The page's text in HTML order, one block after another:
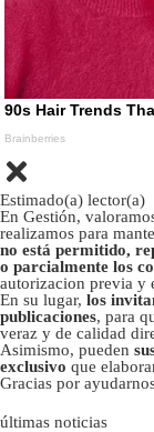
Estimado(a) lector(a)
En Gestión,
realizamos para
no está permitido,
o parcialmente los
autorizacion previa y
En su lugar, los
publicaciones, para
veraz y de calidad
Asimismo, pueden
exclusivo que
Gracias por
últimas noticias